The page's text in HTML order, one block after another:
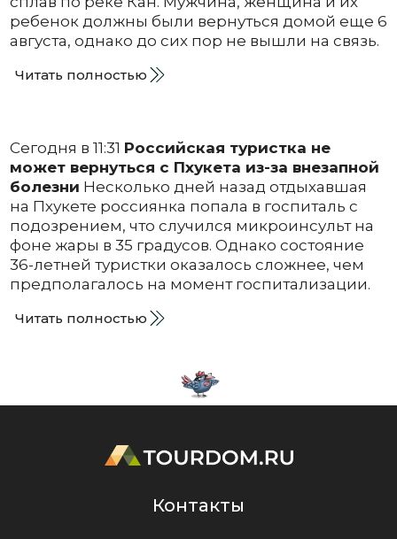
ребенок должны были вернуться домой еще 6
августа, однако до сих пор не вышли на связь.
Читать полностью
Сегодня в 11:31 Российская туристка не
может вернуться с Пхукета из-за внезапной
болезни Несколько дней назад отдыхавшая
на Пхукете россиянка попала в госпиталь с
подозрением, что случился микроинсульт на
фоне жары в 35 градусов. Однако состояние
36-летней туристки оказалось сложнее, чем
предполагалось на момент госпитализации.
Читать полностью
Контакты